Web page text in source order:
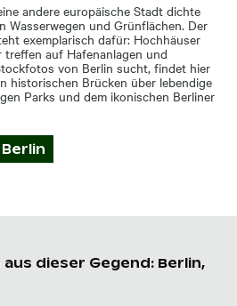
andere europäische Stadt dichte
Wasserwegen und Grünflächen. Der
exemplarisch dafür: Hochhäuser
auf Hafenanlagen und
von Berlin sucht, findet hier
historischen Brücken über lebendige
Parks und dem ikonischen Berliner
Berlin
dieser Gegend: Berlin,